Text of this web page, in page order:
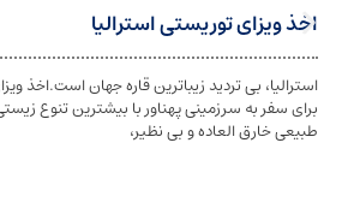
توریستی استرالیا
تردید زیباترین قاره جهان است.اخذ ویزای توریستی
سرزمینی پهناور با بیشترین تنوع زیستی و گیاهی، با
العاده و بی نظیر،